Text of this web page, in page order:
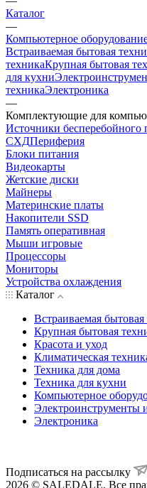
Каталог
—
Компьютерное
Встраиваемая бытовая
техникаКрупная бытовая
для кухни
техникаЭлектроника
—
Комплектующие для
Источники бесперебойного
СХДПериферия
Блоки питания
Видеокарты
Жетские диски
Майнеры
Материнские платы
Накопители SSD
Память оперативная
Мыши игровые
Процессоры
Мониторы
Устройства охлаждения
Каталог
Встраиваемая бытовая
Крупная бытовая
Красота и уход
Климатическая
Техника для дома
Техника для кухни
Компьютерное
Электроинструменты
Электроника
Подписаться на рассылку
2026 © SALEDALE. Все